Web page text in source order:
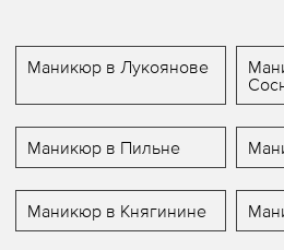
Маникюр в Лукоянове
Маникюр в Пильне
Маникюр в Княгинине